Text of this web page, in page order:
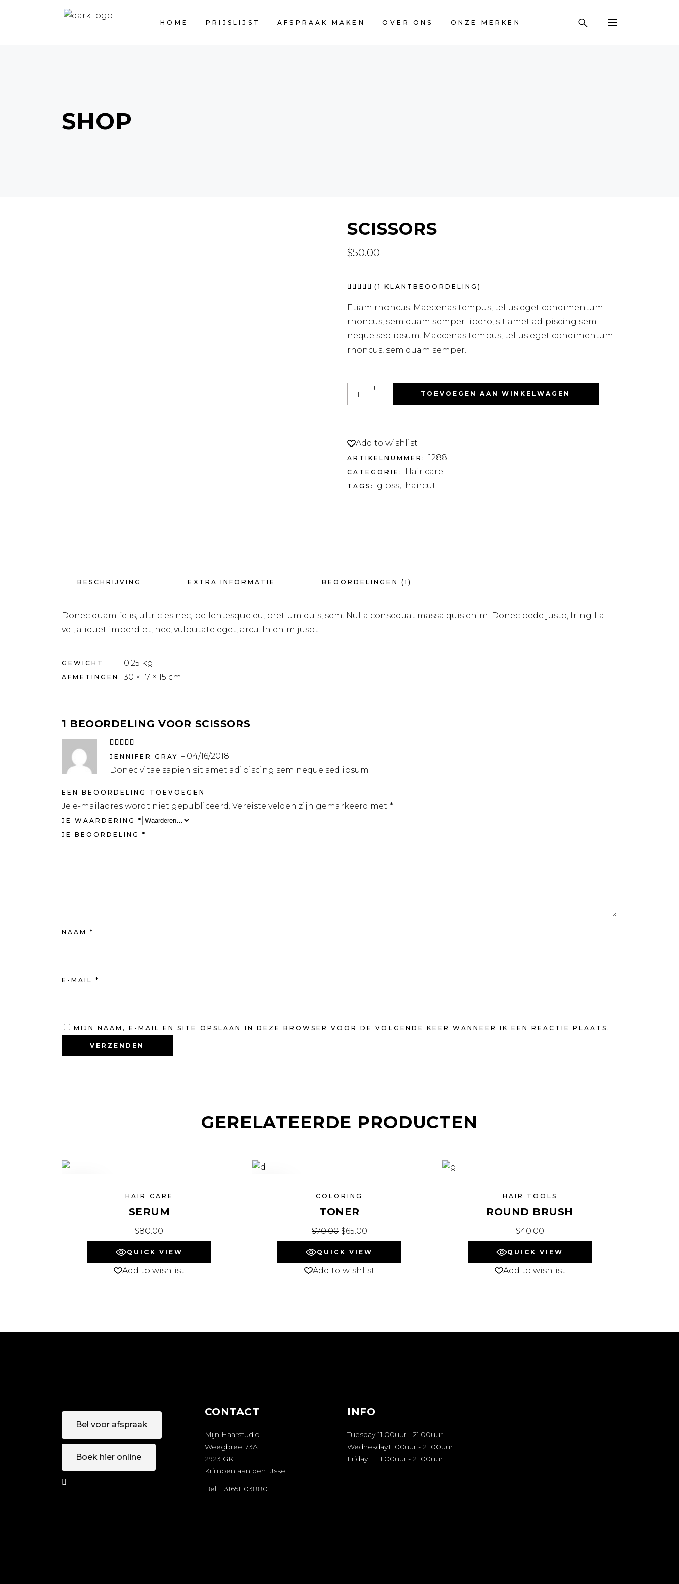
HOME PRIJSLIJST AFSPRAAK MAKEN OVER ONS ONZE MERKEN
SHOP
SCISSORS
$50.00
Waardering
gebaseerd
1
klantbeoordeling
( 1 KLANTBEOORDELING)
Etiam rhoncus. Maecenas tempus, tellus eget condimentum
rhoncus, sem quam semper libero, sit amet adipiscing sem
neque sed ipsum. Maecenas tempus, tellus eget condimentum
rhoncus, sem quam semper.
-
+
TOEVOEGEN AAN WINKELWAGEN
Add to wishlist
ARTIKELNUMMER: 1288
CATEGORIE: Hair care
TAGS: gloss, haircut
BESCHRIJVING EXTRA INFORMATIE BEOORDELINGEN (1)
Donec quam felis, ultricies nec, pellentesque eu, pretium quis, sem. Nulla consequat massa quis enim. Donec pede justo, fringilla
vel, aliquet imperdiet, nec, vulputate eget, arcu. In enim jusot.
GEWICHT 0.25 kg
AFMETINGEN 30 × 17 × 15 cm
1 BEOORDELING VOOR SCISSORS
5
JENNIFER GRAY – 04/16/2018
Donec vitae sapien sit amet adipiscing sem neque sed ipsum
EEN BEOORDELING TOEVOEGEN
Je e-mailadres wordt niet gepubliceerd. Vereiste velden zijn gemarkeerd met *
JE WAARDERING *
JE BEOORDELING *
NAAM *
E-MAIL *
MIJN NAAM, E-MAIL EN SITE OPSLAAN IN DEZE BROWSER VOOR DE VOLGENDE KEER WANNEER IK EEN REACTIE PLAATS.
GERELATEERDE PRODUCTEN
HAIR CARE
SERUM
$80.00
QUICK VIEW
Add to wishlist
COLORING
TONER
$70.00 $65.00
QUICK VIEW
Add to wishlist
HAIR TOOLS
ROUND BRUSH
$40.00
QUICK VIEW
Add to wishlist
Bel voor afspraak
Boek hier online
CONTACT
Mijn Haarstudio
Weegbree 73A
2923 GK
Krimpen aan den IJssel
Bel: +31651103880
INFO
Tuesday 11.00uur - 21.00uur
Wednesday11.00uur - 21.00uur
Friday
11.00uur - 21.00uur